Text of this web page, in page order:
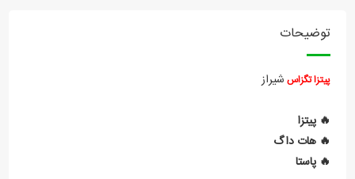
توضیحات
پیتزاتگزاس شیراز
🔥 پیتزا
🔥 هات داگ
🔥 پاستا